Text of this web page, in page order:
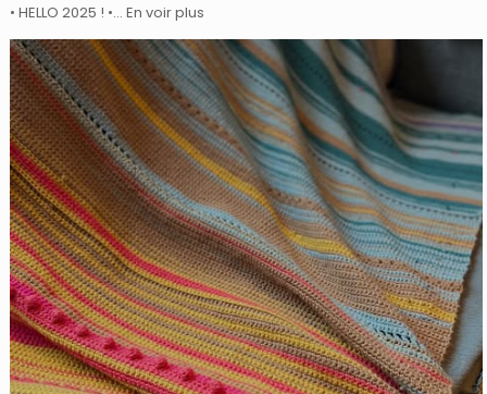
• HELLO 2025 ! •… En voir plus